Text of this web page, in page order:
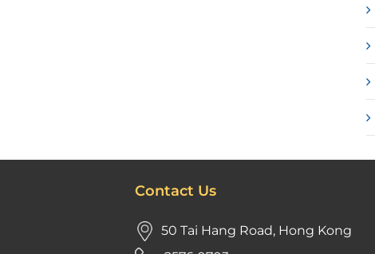
Contact Us
50 Tai Hang Road, Hong Kong